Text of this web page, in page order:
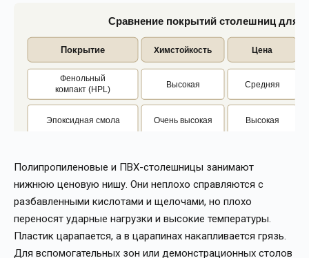
Сравнение покрытий столешниц для
Покрытие Химстойкость Цена
Фенольный
компакт (HPL)
Высокая Средняя
Эпоксидная смола Очень высокая Высокая
Меламин (ЛДСП)
Полипропиленовые и ПВХ-столешницы занимают
нижнюю ценовую нишу. Они неплохо справляются с
разбавленными кислотами и щелочами, но плохо
переносят ударные нагрузки и высокие температуры.
Пластик царапается, а в царапинах накапливается грязь.
Для вспомогательных зон или демонстрационных столов